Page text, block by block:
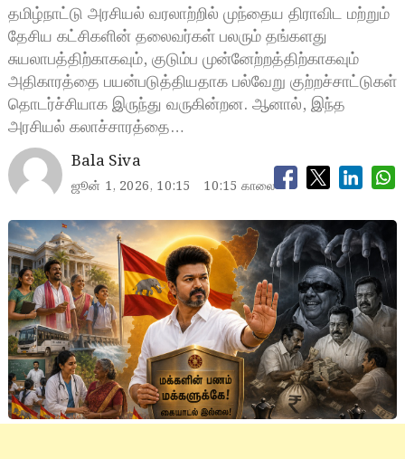
தமிழ்நாட்டு அரசியல் வரலாற்றில் முந்தைய திராவிட மற்றும்
தேசிய கட்சிகளின் தலைவர்கள் பலரும் தங்களது
சுயலாபத்திற்காகவும், குடும்ப முன்னேற்றத்திற்காகவும்
அதிகாரத்தை பயன்படுத்தியதாக பல்வேறு குற்றச்சாட்டுகள்
தொடர்ச்சியாக இருந்து வருகின்றன. ஆனால், இந்த
அரசியல் கலாச்சாரத்தை…
Bala Siva
ஜூன் 1, 2026, 10:15 10:15 காலை